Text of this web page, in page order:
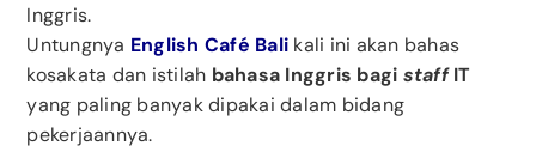
Inggris.
Untungnya English Café Bali kali ini akan bahas
kosakata dan istilah bahasa Inggris bagi staffIT
yang paling banyak dipakai dalam bidang
pekerjaannya.